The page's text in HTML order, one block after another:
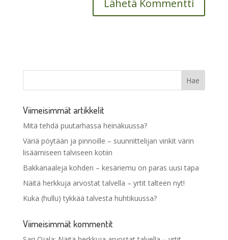
Viimeisimmät artikkelit
Mitä tehdä puutarhassa heinäkuussa?
Väriä pöytään ja pinnoille – suunnittelijan vinkit värin
lisäämiseen talviseen kotiin
Bakkanaaleja kohden – kesäriemu on paras uusi tapa
Näitä herkkuja arvostat talvella – yrtit talteen nyt!
Kuka (hullu) tykkää talvesta huhtikuussa?
Viimeisimmät kommentit